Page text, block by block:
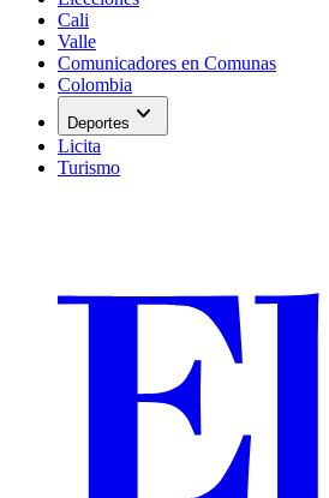
Cali
Valle
Comunicadores en Comunas
Colombia
Deportes expand_more
Licita
Turismo